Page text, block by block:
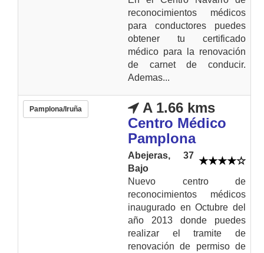
reconocimientos médicos
para conductores puedes
obtener tu certificado
médico para la renovación
de carnet de conducir.
Ademas...
Pamplona/Iruña
A 1.66 kms
Centro Médico
Pamplona
Abejeras, 37
Bajo
Nuevo centro de
reconocimientos médicos
inaugurado en Octubre del
año 2013 donde puedes
realizar el tramite de
renovación de permiso de